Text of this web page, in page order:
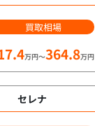
買取相場
万円～364.8万円
セレナ